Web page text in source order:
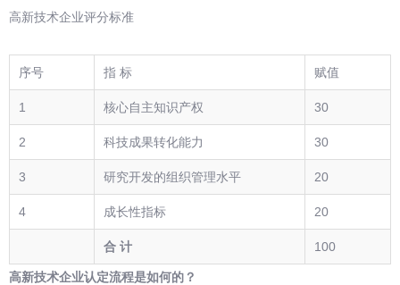
高新技术企业评分标准
序号 指 标 赋值
1 核心自主知识产权 30
2 科技成果转化能力 30
3 研究开发的组织管理水平 20
4 成长性指标 20
合 计 100
高新技术企业认定流程是如何的？